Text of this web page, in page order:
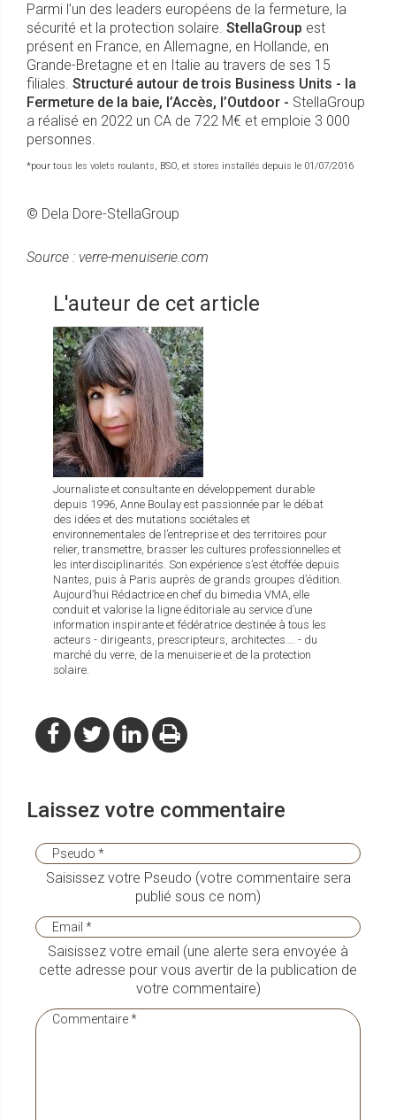
Parmi l’un des leaders européens de la fermeture, la
sécurité et la protection solaire. StellaGroup est
présent en France, en Allemagne, en Hollande, en
Grande-Bretagne et en Italie au travers de ses 15
filiales. Structuré autour de trois Business Units - la
Fermeture de la baie, l’Accès, l’Outdoor - StellaGroup
a réalisé en 2022 un CA de 722 M€ et emploie 3 000
personnes.
*pour tous les volets roulants, BSO, et stores installés depuis le 01/07/2016
© Dela Dore-StellaGroup
Source : verre-menuiserie.com
L'auteur de cet article
Journaliste et consultante en développement durable
depuis 1996, Anne Boulay est passionnée par le débat
des idées et des mutations sociétales et
environnementales de l’entreprise et des territoires pour
relier, transmettre, brasser les cultures professionnelles et
les interdisciplinarités. Son expérience s’est étoffée depuis
Nantes, puis à Paris auprès de grands groupes d’édition.
Aujourd’hui Rédactrice en chef du bimedia VMA, elle
conduit et valorise la ligne éditoriale au service d’une
information inspirante et fédératrice destinée à tous les
acteurs - dirigeants, prescripteurs, architectes…. - du
marché du verre, de la menuiserie et de la protection
solaire.
Laissez votre commentaire
Saisissez votre Pseudo (votre commentaire sera
publié sous ce nom)
Saisissez votre email (une alerte sera envoyée à
cette adresse pour vous avertir de la publication de
votre commentaire)